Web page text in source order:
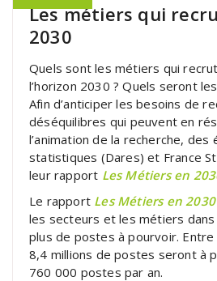
Les métiers qui
2030
Quels sont les métiers qui
l’horizon 2030 ? Quels seront
Afin d’anticiper les besoins de
déséquilibres qui peuvent en
l’animation de la recherche, des
statistiques (Dares) et France
leur rapport Les Métiers en
Le rapport Les Métiers en 2030
les secteurs et les métiers dans
plus de postes à pourvoir.
8,4 millions de postes seront à
760 000 postes par an.